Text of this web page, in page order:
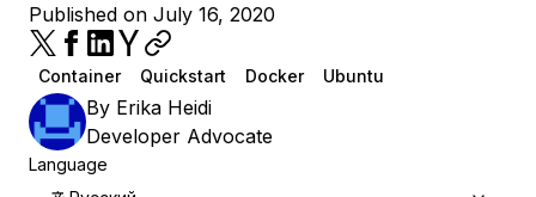
Published on July 16, 2020
Container Quickstart Docker Ubuntu
By Erika Heidi
Developer Advocate
Language